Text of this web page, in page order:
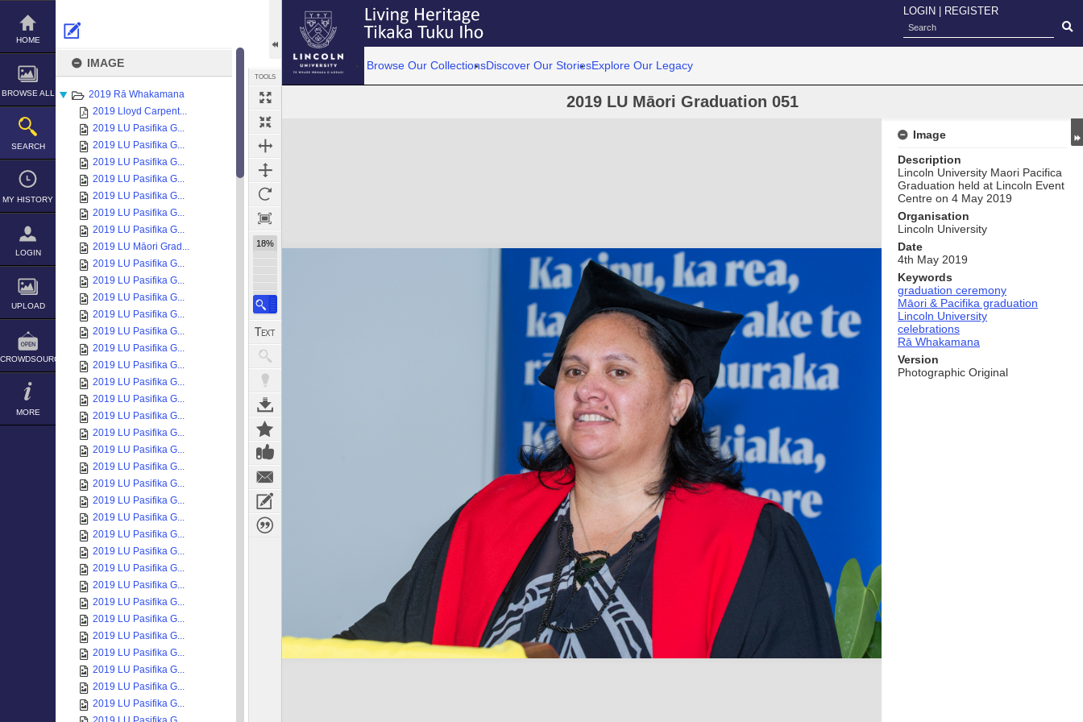
Skip
content
HOME
BROWSE ALL
SEARCH
MY HISTORY
LOGIN
UPLOAD
CROWDSOURCE
MORE
IMAGE
2019 Rā Whakamana
2019 Lloyd Carpent...
2019 LU Pasifika G...
2019 LU Pasifika G...
2019 LU Pasifika G...
2019 LU Pasifika G...
2019 LU Pasifika G...
2019 LU Pasifika G...
2019 LU Pasifika G...
2019 LU Māori Grad...
2019 LU Pasifika G...
2019 LU Pasifika G...
2019 LU Pasifika G...
2019 LU Pasifika G...
2019 LU Pasifika G...
2019 LU Pasifika G...
2019 LU Pasifika G...
2019 LU Pasifika G...
2019 LU Pasifika G...
2019 LU Pasifika G...
2019 LU Pasifika G...
2019 LU Pasifika G...
2019 LU Pasifika G...
2019 LU Pasifika G...
2019 LU Pasifika G...
2019 LU Pasifika G...
2019 LU Pasifika G...
2019 LU Pasifika G...
2019 LU Pasifika G...
2019 LU Pasifika G...
2019 LU Pasifika G...
2019 LU Pasifika G...
2019 LU Pasifika G...
2019 LU Pasifika G...
2019 LU Pasifika G...
2019 LU Pasifika G...
2019 LU Pasifika G...
TOOLS
18%
LOGIN REGISTER
Browse Our CollectionsDiscover Our StoriesExplore Our Legacy
2019 LU Māori Graduation 051
Expand/collapse
Image
Description
Lincoln University Maori Pacifica
Graduation held at Lincoln Event
Centre on 4 May 2019
Organisation
Lincoln University
Date
4th May 2019
Keywords
graduation ceremony
Māori & Pacifika graduation
Lincoln University
celebrations
Rā Whakamana
Version
Photographic Original